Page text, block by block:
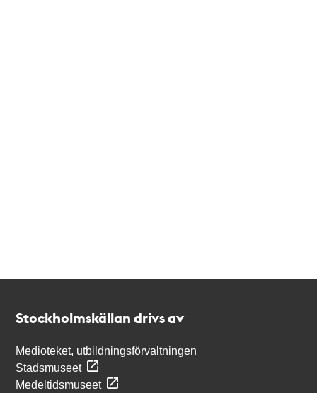
Stockholmskällan drivs av
Medioteket, utbildningsförvaltningen
Stadsmuseet
Medeltidsmuseet